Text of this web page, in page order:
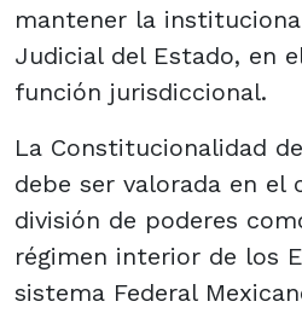
mantener la
Judicial del Estado, en
función jurisdiccional.
La Constitucionalidad
debe ser valorada en el
división de poderes
régimen interior de los
sistema Federal